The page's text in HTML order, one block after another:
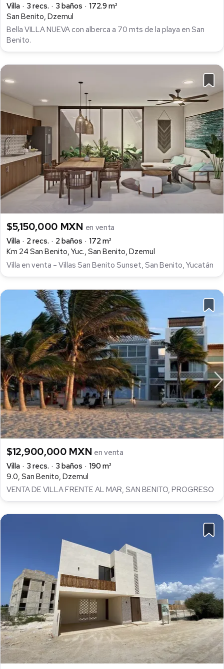
Villa
3 recs. 3 baños
172.9 m²
San Benito, Dzemul
Bella VILLA NUEVA con alberca a 70 mts de la playa en San
Benito.
$5,150,000 MXN en venta
Villa
2 recs. 2 baños
172 m²
Km 24 San Benito, Yuc., San Benito, Dzemul
Villa en venta – Villas San Benito Sunset, San Benito, Yucatán
$12,900,000 MXN en venta
Villa
3 recs. 3 baños
190 m²
9.0, San Benito, Dzemul
VENTA DE VILLA FRENTE AL MAR, SAN BENITO, PROGRESO